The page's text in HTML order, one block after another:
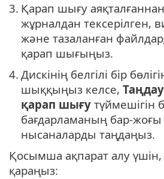
3. Қарап шығу
жұрналдан тексерілген,
және тазаланған
қарап шығыңыз.
4. Дискінің белгілі бір
шыққыңыз келсе,
қарап шығу түймешігін
бағдарламаның бар-
нысаналарды таңдаңыз.
Қосымша ақпарат алу
қараңыз: